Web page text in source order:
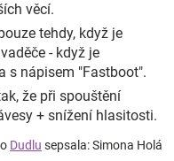
věcí.
tehdy, když je
- když je
s nápisem "Fastboot".
že při spouštění
+ snížení hlasitosti.
Dudlu sepsala: Simona Holá